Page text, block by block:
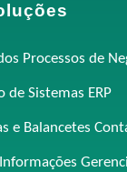
Processos de
de Sistemas ERP
e Balancetes